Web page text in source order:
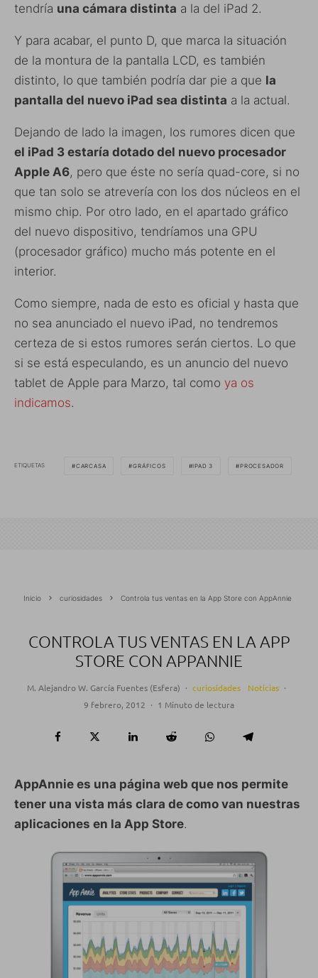
tendría una cámara distinta a la del iPad 2.
Y para acabar, el punto D, que marca la situación
de la montura de la pantalla LCD, es también
distinto, lo que también podría dar pie a que la
pantalla del nuevo iPad sea distinta a la actual.
Dejando de lado la imagen, los rumores dicen que
el iPad 3 estaría dotado del nuevo procesador
Apple A6, pero que éste no sería quad-core, si no
que tan solo se atrevería con los dos núcleos en el
mismo chip. Por otro lado, en el apartado gráfico
del nuevo dispositivo, tendríamos una GPU
(procesador gráfico) mucho más potente en el
interior.
Como siempre, nada de esto es oficial y hasta que
no sea anunciado el nuevo iPad, no tendremos
certeza de si estos rumores serán ciertos. Lo que
si se está especulando, es un anuncio del nuevo
tablet de Apple para Marzo, tal como ya os
indicamos.
ETIQUETAS CARCASA GRÁFICOS IPAD 3 PROCESADOR
Inicio curiosidades Controla tus ventas en la App Store con AppAnnie
CONTROLA TUS VENTAS EN LA APP
STORE CON APPANNIE
M. Alejandro W. García Fuentes (Esfera) · curiosidades Noticias ·
9 febrero, 2012 · 1 Minuto de lectura
AppAnnie es una página web que nos permite
tener una vista más clara de como van nuestras
aplicaciones en la App Store.